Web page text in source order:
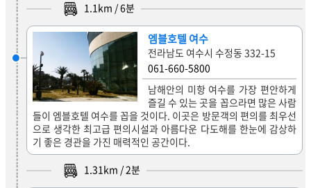
1.1km /6분
엠블호텔 여수
전라남도 여수시 수정동 332-15
061-660-5800
남해안의 미항 여수를 가장 편안하게
즐길 수 있는 곳을 꼽으라면 많은 사람
들이 엠블호텔 여수를 꼽을 것이다. 이곳은 방문객의 편의를 최우선
으로 생각한 최고급 편의시설과 아름다운 다도해를 한눈에 감상하
기 좋은 경관을 가진 매력적인 공간이다.
1.31km /2분